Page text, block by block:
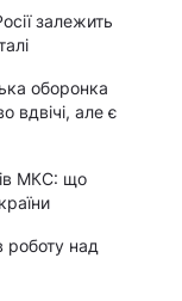
залежить
оборонка
вдвічі, але є
МКС: що
над